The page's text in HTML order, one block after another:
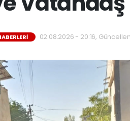
02.08.2026 - 20:16,